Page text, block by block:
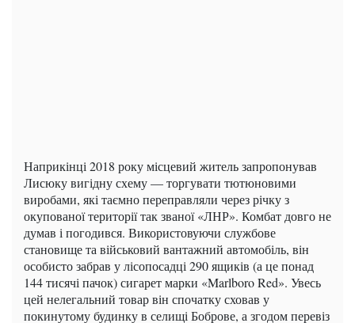
Наприкінці 2018 року місцевий житель запропонував
Лисюку вигідну схему — торгувати тютюновими
виробами, які таємно переправляли через річку з
окупованої території так званої «ЛНР». Комбат довго не
думав і погодився. Використовуючи службове
становище та військовий вантажний автомобіль, він
особисто забрав у лісопосадці 290 ящиків (а це понад
144 тисячі пачок) сигарет марки «Marlboro Red». Увесь
цей нелегальний товар він спочатку сховав у
покинутому будинку в селищі Боброве, а згодом перевіз